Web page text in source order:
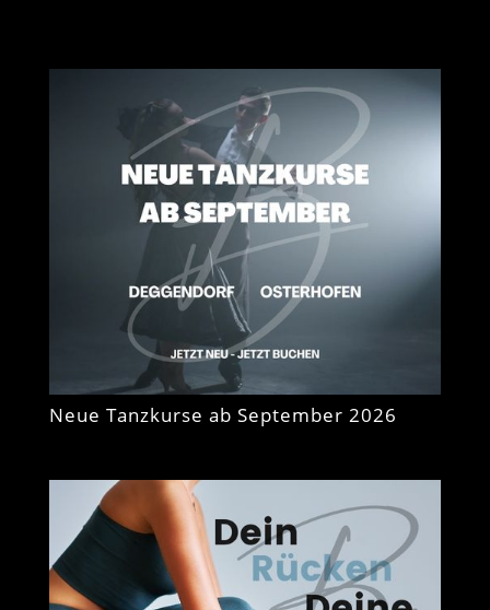
Neue Tanzkurse ab September 2026